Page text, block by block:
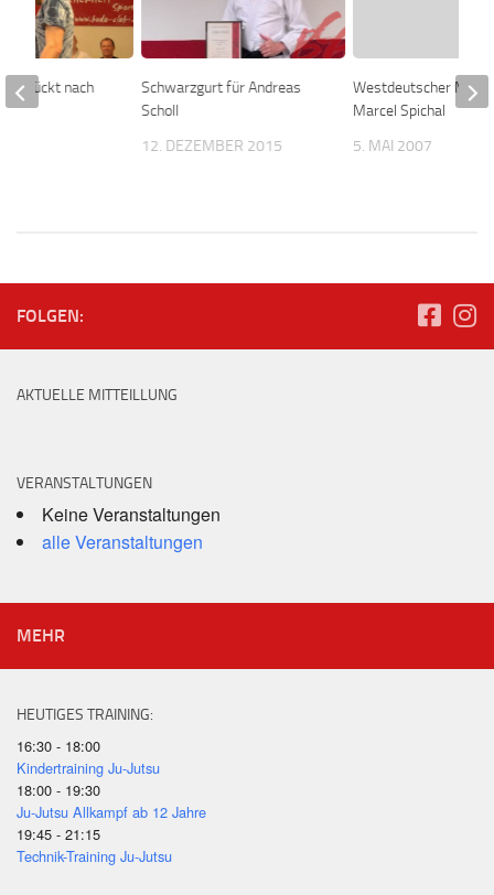
Schwarzgurt für Andreas
Scholl
12. DEZEMBER 2015
Westdeutscher
Marcel Spichal
5. MAI 2007
verrückt nach
FOLGEN:
AKTUELLE MITTEILLUNG
VERANSTALTUNGEN
Keine Veranstaltungen
alle Veranstaltungen
MEHR
HEUTIGES TRAINING:
16:30 - 18:00
Kindertraining Ju-Jutsu
18:00 - 19:30
Ju-Jutsu Allkampf ab 12 Jahre
19:45 - 21:15
Technik-Training Ju-Jutsu